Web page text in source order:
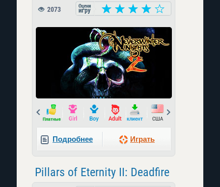
2073
Prev
Подробнее Играть
Pillars of Eternity II: Deadfire